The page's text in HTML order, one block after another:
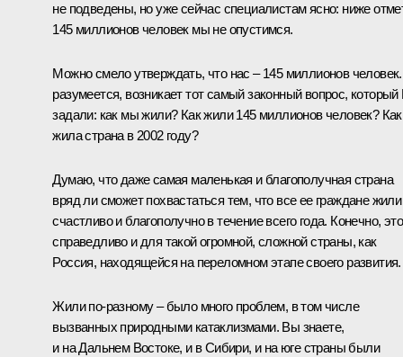
не подведены, но уже сейчас специалистам ясно: ниже
145 миллионов человек мы не опустимся.
Можно смело утверждать, что нас – 145 миллионов
разумеется, возникает тот самый законный вопрос,
задали: как мы жили? Как жили 145 миллионов человек? Как
жила страна в 2002 году?
Думаю, что даже самая маленькая и благополучная страна
вряд ли сможет похвастаться тем, что все ее граждане жили
счастливо и благополучно в течение всего года. Конечно, это
справедливо и для такой огромной, сложной страны, как
Россия, находящейся на переломном этапе своего развития.
Жили по‑разному – было много проблем, в том числе
вызванных природными катаклизмами. Вы знаете,
и на Дальнем Востоке, и в Сибири, и на юге страны были